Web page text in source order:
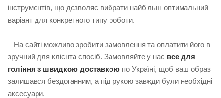
інструментів, що дозволяє вибрати найбільш оптимальний
варіант для конкретного типу роботи.
На сайті можливо зробити замовлення та оплатити його в
зручний для клієнта спосіб. Замовляйте у нас все для
гоління з швидкою доставкою по Україні, щоб ваш образ
залишався бездоганним, а під рукою завжди були необхідні
аксесуари.